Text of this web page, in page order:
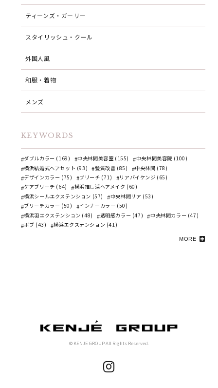
ティーンズ・ガーリー
スタイリッシュ・クール
外国人風
和服・着物
メンズ
KEYWORDS
ダブルカラー (169) 中央林間美容室 (155)
中央林間美容院 (100)
横浜結婚式ヘアセット (93)
髪質改善 (85)
中央林間 (78)
デザインカラー (75)
ブリーチ (71)
リアバイケンジ (65)
ケアブリーチ (64)
横浜推し活ヘアメイク (60)
横浜シールエクステンション (57)
中央林間リア (53)
ブリーチカラー (50)
インナーカラー (50)
横浜羽エクステンション (48)
透明感カラー (47)
中央林間カラー (47)
ボブ (43)
横浜エクステンション (41)
MORE
© KENJE GROUP All Rights Reserved.